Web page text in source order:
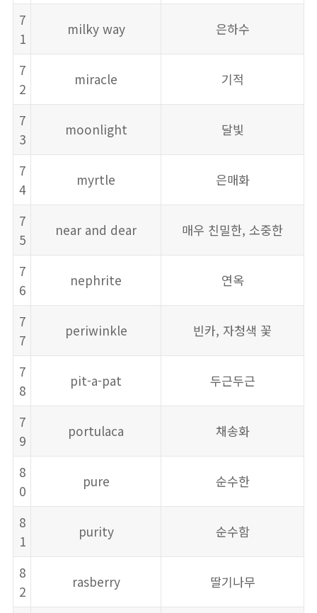
7
1
milky way 은하수
7
2
miracle 기적
7
3
moonlight 달빛
7
4
myrtle 은매화
7
5
near and dear 매우 친밀한, 소중한
7
6
nephrite 연옥
7
7
periwinkle 빈카, 자청색 꽃
7
8
pit-a-pat 두근두근
7
9
portulaca 채송화
8
0
pure 순수한
8
1
purity 순수함
8
2
rasberry 딸기나무